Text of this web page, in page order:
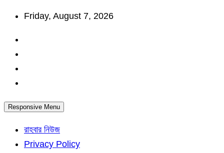
Skip
content
Friday, August 7, 2026
Responsive Menu
রাহবার নিউজ
Privacy Policy